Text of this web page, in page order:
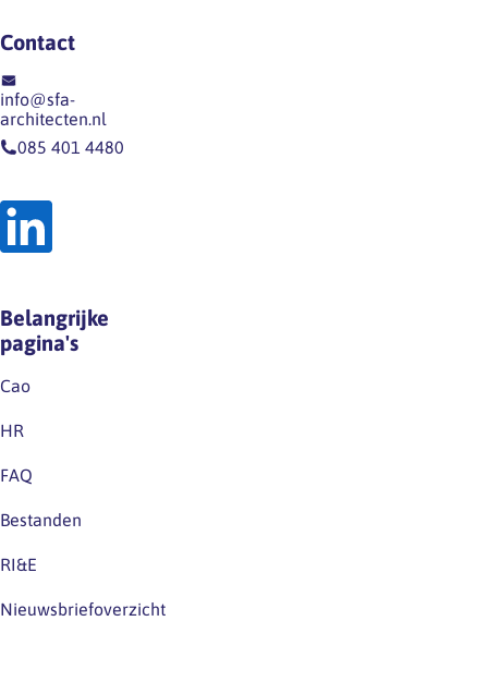
Contact
info@sfa-
architecten.nl
085 401 4480
Belangrijke
pagina's
Cao
HR
FAQ
Bestanden
RI&E
Nieuwsbriefoverzicht